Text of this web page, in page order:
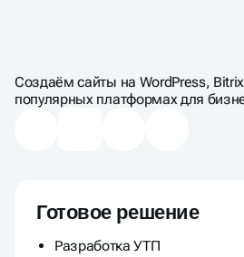
РАЗРАБОТКИ
Создаём сайты на WordPress,
популярных платформах для
Готовое решение
Разработка УТП